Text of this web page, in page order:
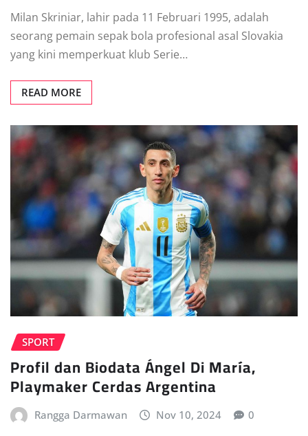
Milan Skriniar, lahir pada 11 Februari 1995, adalah
seorang pemain sepak bola profesional asal Slovakia
yang kini memperkuat klub Serie…
READ MORE
SPORT
Profil dan Biodata Ángel Di María,
Playmaker Cerdas Argentina
Rangga Darmawan Nov 10, 2024 0